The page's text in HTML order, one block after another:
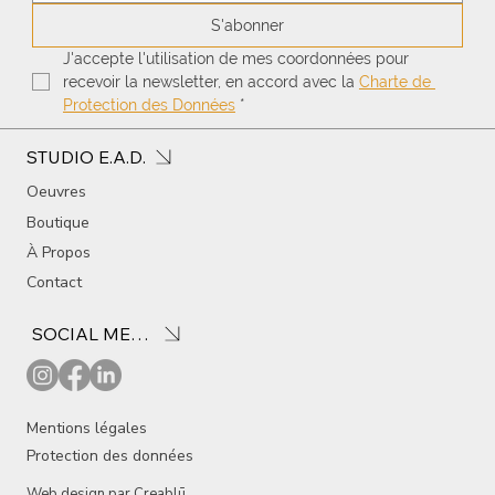
STUDIO E.A.D.
Oeuvres
Boutique
À Propos
Contact
S'abonner
J'accepte l'utilisation de mes coordonnées pour
recevoir la newsletter, en accord avec la Charte de
Protection des Données *
SOCIAL MEDIA
Mentions légales
Protection des données